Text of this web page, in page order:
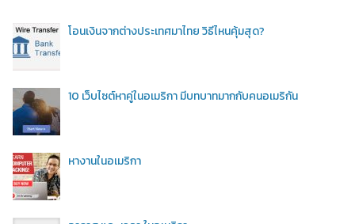
โอนเงินจากต่างประเทศมาไทย วิธีไหนคุ้มสุด?
10 เว็บไซต์หาคู่ในอเมริกา มีบทบาทมากกับคนอเมริกัน
หางานในอเมริกา